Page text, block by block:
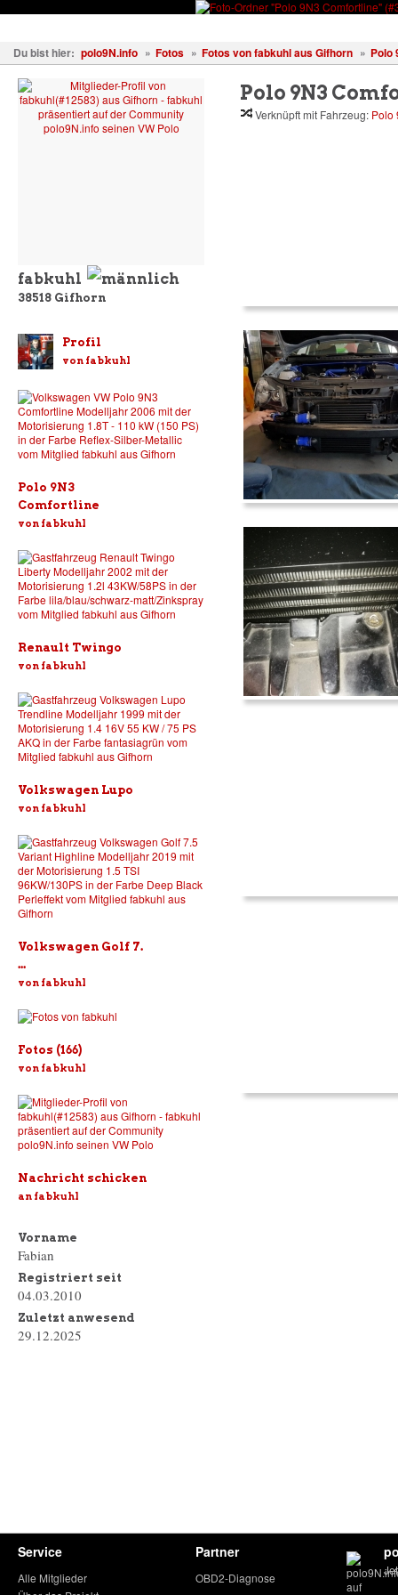
Du bist hier: polo9N.info » Fotos » Fotos von fabkuhl aus Gifhorn » Polo
fabkuhl
38518 Gifhorn
Profil
von fabkuhl
Polo 9N3
Comfortline
von fabkuhl
Renault Twingo
von fabkuhl
Volkswagen Lupo
von fabkuhl
Volkswagen Golf 7.
...
von fabkuhl
Fotos (166)
von fabkuhl
Nachricht schicken
an fabkuhl
Vorname
Fabian
Registriert seit
04.03.2010
Zuletzt anwesend
29.12.2025
Polo 9N3
Verknüpft mit Fahrzeug: Polo
Service
Alle Mitglieder
Partner
OBD2-Diagnose